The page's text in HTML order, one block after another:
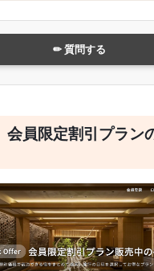
✏ 質問する
会員限定割引プラン